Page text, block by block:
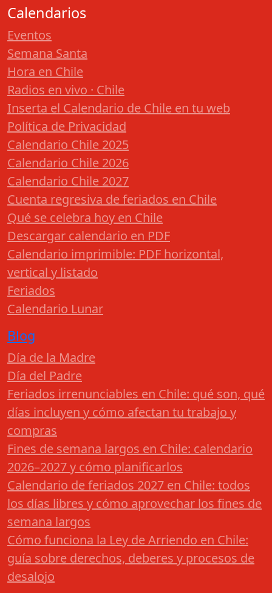
Calendarios
Eventos
Semana Santa
Hora en Chile
Radios en vivo · Chile
Inserta el Calendario de Chile en tu web
Política de Privacidad
Calendario Chile 2025
Calendario Chile 2026
Calendario Chile 2027
Cuenta regresiva de feriados en Chile
Qué se celebra hoy en Chile
Descargar calendario en PDF
Calendario imprimible: PDF horizontal,
vertical y listado
Feriados
Calendario Lunar
Blog
Día de la Madre
Día del Padre
Feriados irrenunciables en Chile: qué son, qué
días incluyen y cómo afectan tu trabajo y
compras
Fines de semana largos en Chile: calendario
2026–2027 y cómo planificarlos
Calendario de feriados 2027 en Chile: todos
los días libres y cómo aprovechar los fines de
semana largos
Cómo funciona la Ley de Arriendo en Chile:
guía sobre derechos, deberes y procesos de
desalojo